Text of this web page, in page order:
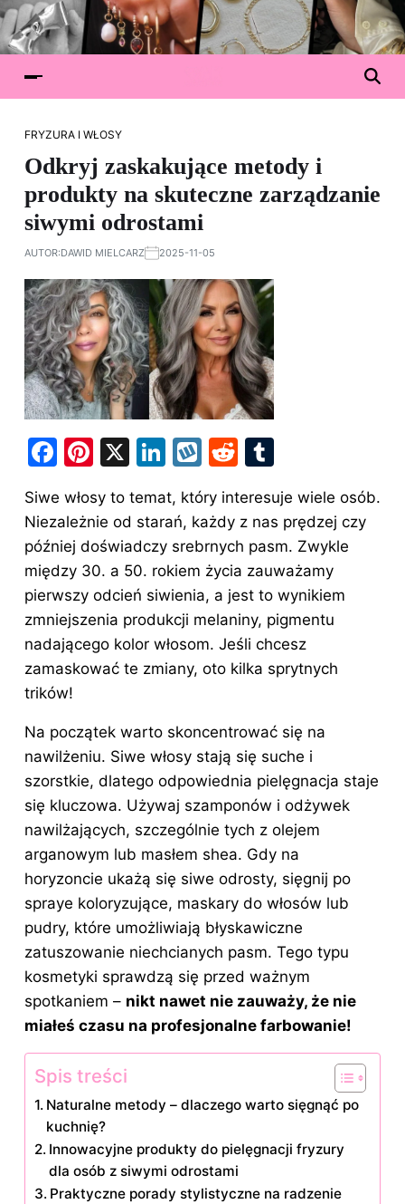
FRYZURA I WŁOSY
Odkryj zaskakujące metody i
produkty na skuteczne zarządzanie
siwymi odrostami
AUTOR:DAWID MIELCARZ 2025-11-05
F
c
e
b
o
o
k
Pi
er
e
st
X
Li
k
e
dI
n
W
k
o
p
R
d
di
t
m
bl
r
Siwe włosy to temat, który interesuje wiele osób.
Niezależnie od starań, każdy z nas prędzej czy
później doświadczy srebrnych pasm. Zwykle
między 30. a 50. rokiem życia zauważamy
pierwszy odcień siwienia, a jest to wynikiem
zmniejszenia produkcji melaniny, pigmentu
nadającego kolor włosom. Jeśli chcesz
zamaskować te zmiany, oto kilka sprytnych
trików!
Na początek warto skoncentrować się na
nawilżeniu. Siwe włosy stają się suche i
szorstkie, dlatego odpowiednia pielęgnacja staje
się kluczowa. Używaj szamponów i odżywek
nawilżających, szczególnie tych z olejem
arganowym lub masłem shea. Gdy na
horyzoncie ukażą się siwe odrosty, sięgnij po
spraye koloryzujące, maskary do włosów lub
pudry, które umożliwiają błyskawiczne
zatuszowanie niechcianych pasm. Tego typu
kosmetyki sprawdzą się przed ważnym
spotkaniem – nikt nawet nie zauważy, że nie
miałeś czasu na profesjonalne farbowanie!
Spis treści
Naturalne metody – dlaczego warto sięgnąć po
kuchnię?
Innowacyjne produkty do pielęgnacji fryzury
dla osób z siwymi odrostami
Praktyczne porady stylistyczne na radzenie